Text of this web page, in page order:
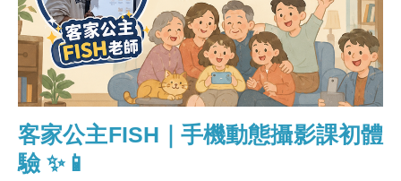
客家公主FISH｜手機動態攝影課初體
驗 ✨📱